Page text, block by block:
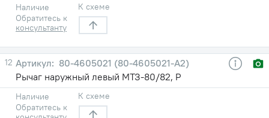
Наличие
Обратитесь к
консультанту
К схеме
12
80-4605021 (80-4605021-А2)
Рычаг наружный левый МТЗ-80/82, Р
Наличие
Обратитесь к
К схеме